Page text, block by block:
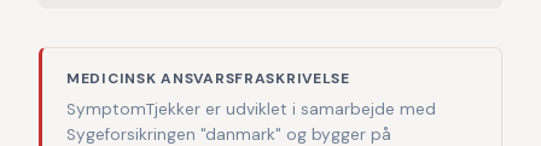
MEDICINSK ANSVARSFRASKRIVELSE
SymptomTjekker er udviklet i samarbejde med
Sygeforsikringen "danmark" og bygger på